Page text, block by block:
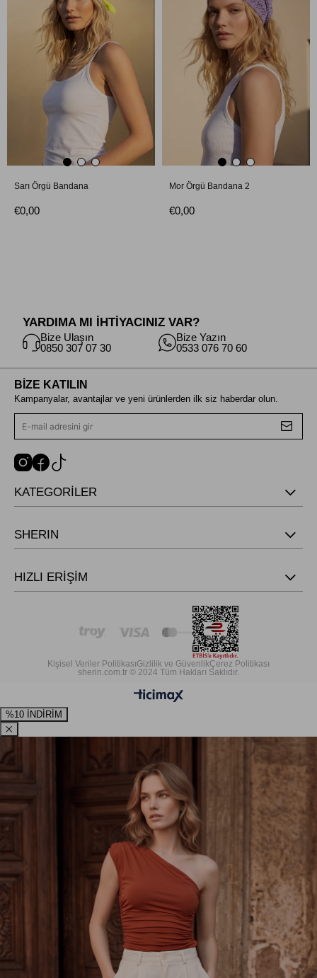
Sarı Örgü Bandana
€0,00
Mor Örgü Bandana 2
€0,00
YARDIMA MI İHTİYACINIZ VAR?
Bize Ulaşın
0850 307 07 30
Bize Yazın
0533 076 70 60
BİZE KATILIN
Kampanyalar, avantajlar ve yeni ürünlerden ilk siz haberdar olun.
KATEGORİLER
SHERIN
HIZLI ERİŞİM
sherin.com.tr © 2024 Tüm Hakları Saklıdır.
Kişisel Veriler PolitikasıGizlilik ve GüvenlikÇerez Politikası
%10 İNDİRİM